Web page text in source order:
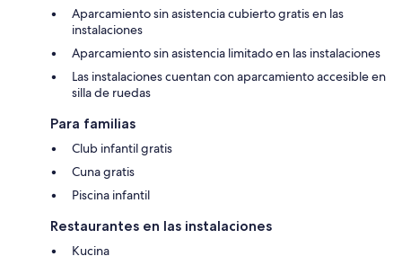
Aparcamiento sin asistencia cubierto gratis en las
instalaciones
Aparcamiento sin asistencia limitado en las instalaciones
Las instalaciones cuentan con aparcamiento accesible en
silla de ruedas
Para familias
Club infantil gratis
Cuna gratis
Piscina infantil
Restaurantes en las instalaciones
Kucina